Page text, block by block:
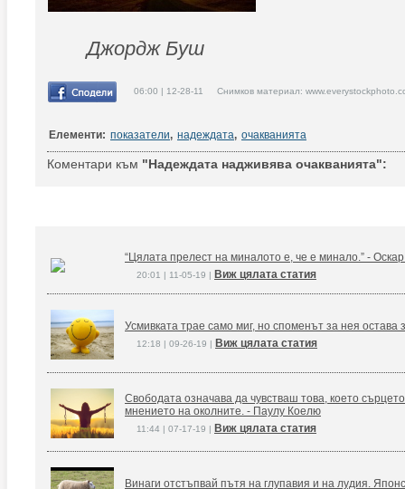
Джордж Буш
06:00 | 12-28-11 Снимков материал:
Елементи: показатели, надеждата, очакванията
Коментари към "Надеждата надживява очакванията":
“Цялата прелест на миналото е, че е минало.” -
20:01 | 11-05-19 | Виж цялата статия
Усмивката трае само миг, но споменът за нея остава
12:18 | 09-26-19 | Виж цялата статия
Свободата означава да чувстваш това, което
мнението на околните. - Паулу Коелю
11:44 | 07-17-19 | Виж цялата статия
Винаги отстъпвай пътя на глупавия и на лудия.